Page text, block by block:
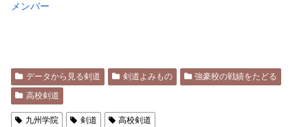
メンバー
データから見る剣道 剣道よみもの
強豪校の戦績をたどる
高校剣道
九州学院 剣道 高校剣道